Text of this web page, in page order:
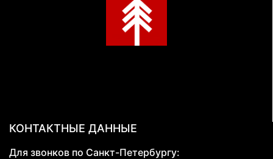
КОНТАКТНЫЕ ДАННЫЕ
Для звонков по Санкт-Петербургу: